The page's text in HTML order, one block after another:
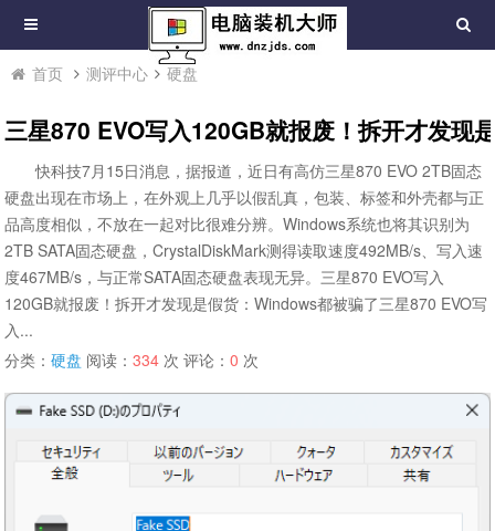
首页 测评中心 硬盘
三星870 EVO写入120GB就报废！拆开才发现
快科技7月15日消息，据报道，近日有高仿三星870 EVO 2TB固态
硬盘出现在市场上，在外观上几乎以假乱真，包装、标签和外壳都与正
品高度相似，不放在一起对比很难分辨。Windows系统也将其识别为
2TB SATA固态硬盘，CrystalDiskMark测得读取速度492MB/s、写入速
度467MB/s，与正常SATA固态硬盘表现无异。三星870 EVO写入
120GB就报废！拆开才发现是假货：Windows都被骗了三星870 EVO写
入...
分类：硬盘 阅读：334 次 评论：0 次